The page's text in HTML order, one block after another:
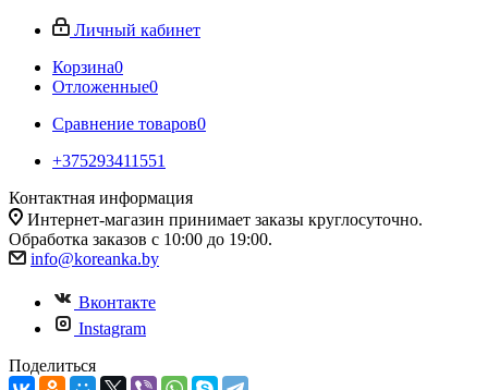
Личный кабинет
Корзина0
Отложенные0
Сравнение товаров0
+375293411551
Контактная информация
Интернет-магазин принимает заказы круглосуточно.
Обработка заказов с 10:00 до 19:00.
info@koreanka.by
Вконтакте
Instagram
Поделиться